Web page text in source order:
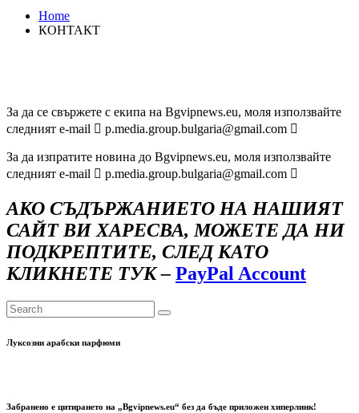
Home
КОНТАКТ
За да се свържете с екипа на Bgvipnews.eu, моля използвайте
следният e-mail  p.media.group.bulgaria@gmail.com 
За да изпратите новина до Bgvipnews.eu, моля използвайте
следният e-mail  p.media.group.bulgaria@gmail.com 
АКО СЪДЪРЖАНИЕТО НА НАШИЯТ
САЙТ ВИ ХАРЕСВА, МОЖЕТЕ ДА НИ
ПОДКРЕПТИТЕ, СЛЕД КАТО
КЛИКНЕТЕ ТУК – PayPal Account
Луксозни арабски парфюми
Забранено е цитирането на „Bgvipnews.eu“ без да бъде приложен хиперлинк!